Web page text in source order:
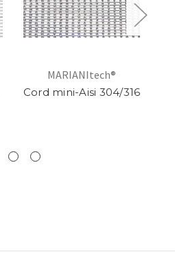
MARIANItech®
Cord mini-Aisi 304/316